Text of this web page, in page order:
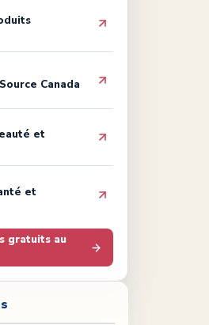
Canada
et
et
gratuits au